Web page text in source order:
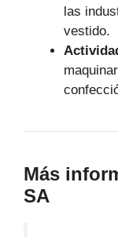
las
vestido.
Más
SA